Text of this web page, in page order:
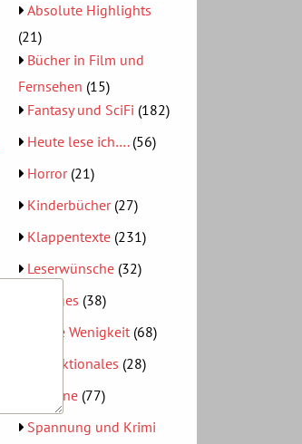
Absolute Highlights
(21)
Bücher in Film und
Fernsehen (15)
Fantasy und SciFi (182)
Heute lese ich….(56)
Horror(21)
Kinderbücher(27)
Klappentexte(231)
Leserwünsche(32)
Lustiges (38)
Meine Wenigkeit(68)
Nonfiktionales (28)
Romane(77)
Spannung und Krimi